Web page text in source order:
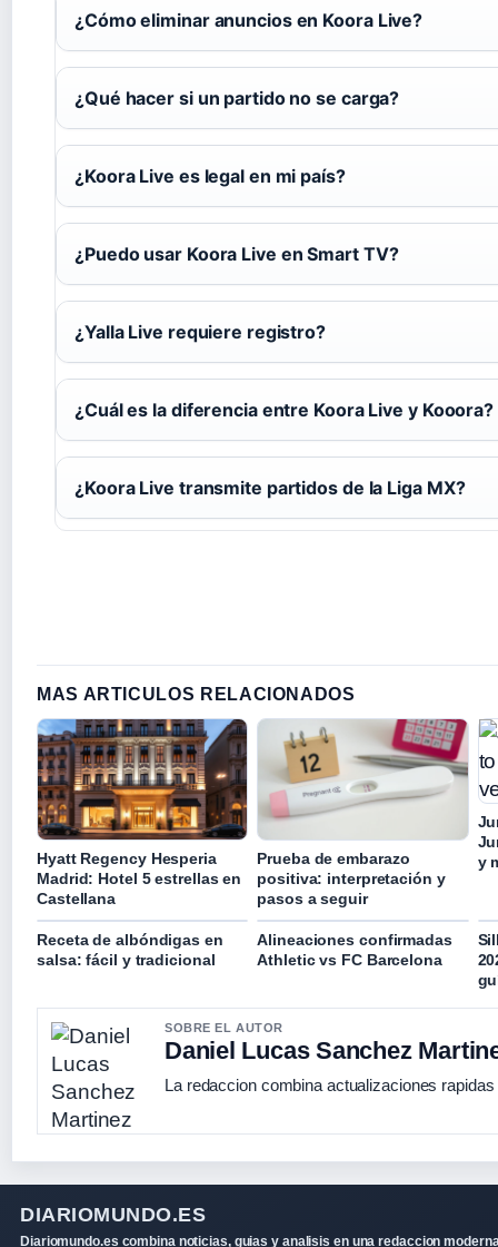
¿Cómo eliminar anuncios en Koora Live?
¿Qué hacer si un partido no se carga?
¿Koora Live es legal en mi país?
¿Puedo usar Koora Live en Smart TV?
¿Yalla Live requiere registro?
¿Cuál es la diferencia entre Koora Live y Kooora?
¿Koora Live transmite partidos de la Liga MX?
MAS ARTICULOS RELACIONADOS
Hyatt Regency Hesperia
Madrid: Hotel 5 estrellas en
Castellana
Prueba de embarazo
positiva: interpretación y
pasos a seguir
y
Receta de albóndigas en
salsa: fácil y tradicional
Alineaciones confirmadas
Athletic vs FC Barcelona
SOBRE EL AUTOR
Daniel Lucas Sanchez
La redaccion combina actualizaciones
DIARIOMUNDO.ES
Diariomundo.es combina noticias, guias y analisis en una redaccion